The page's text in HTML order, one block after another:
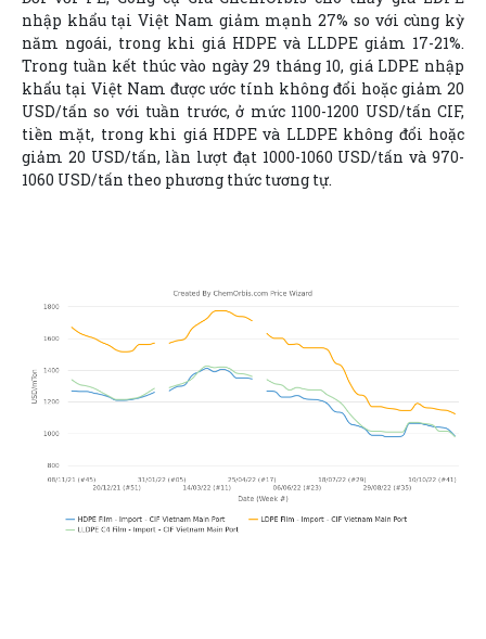
nhập khẩu tại Việt Nam giảm mạnh 27% so với cùng kỳ
năm ngoái, trong khi giá HDPE và LLDPE giảm 17-21%.
Trong tuần kết thúc vào ngày 29 tháng 10, giá LDPE nhập
khẩu tại Việt Nam được ước tính không đổi hoặc giảm 20
USD/tấn so với tuần trước, ở mức 1100-1200 USD/tấn CIF,
tiền mặt, trong khi giá HDPE và LLDPE không đổi hoặc
giảm 20 USD/tấn, lần lượt đạt 1000-1060 USD/tấn và 970-
1060 USD/tấn theo phương thức tương tự.